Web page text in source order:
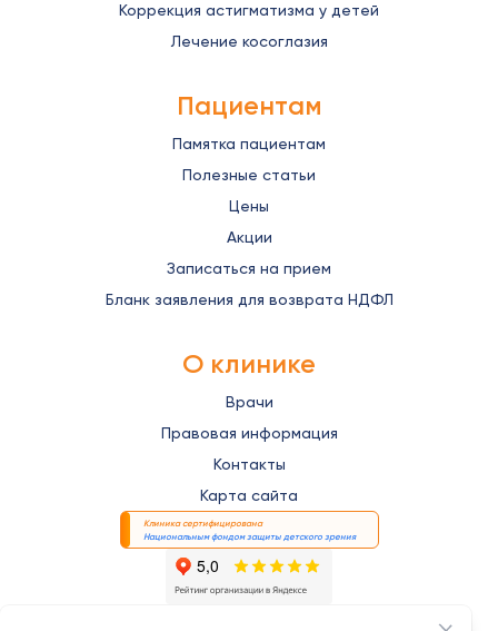
Коррекция астигматизма у детей
Лечение косоглазия
Пациентам
Памятка пациентам
Полезные статьи
Цены
Акции
Записаться на прием
Бланк заявления для возврата НДФЛ
О клинике
Врачи
Правовая информация
Контакты
Карта сайта
Клиника сертифицирована
Национальным фондом защиты детского зрения